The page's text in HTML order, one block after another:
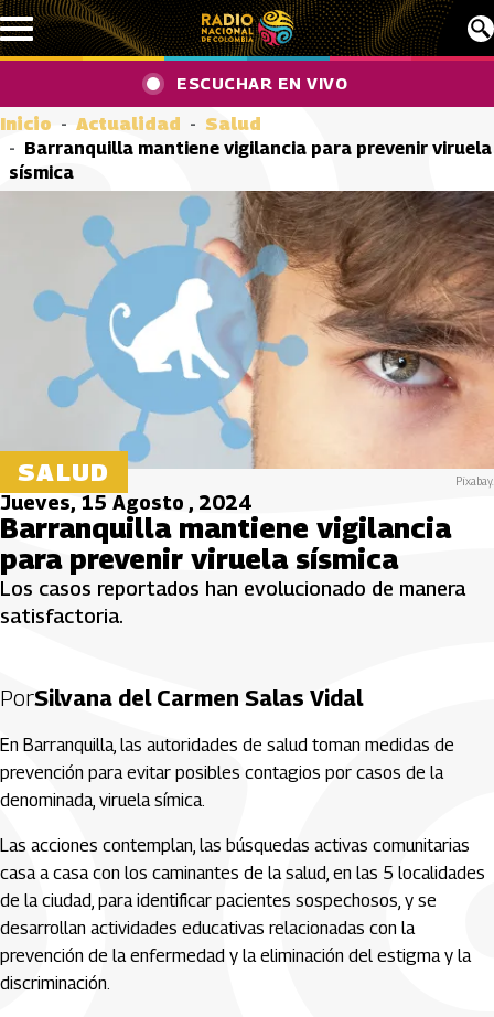
Pasar al contenido principal
ESCUCHAR EN VIVO
Inicio Actualidad
Salud
Barranquilla mantiene vigilancia para prevenir viruela
sísmica
SALUD Pixabay.
Jueves, 15 Agosto , 2024
Barranquilla mantiene vigilancia
para prevenir viruela sísmica
Los casos reportados han evolucionado de manera
satisfactoria.
PorSilvana del Carmen Salas Vidal
En Barranquilla, las autoridades de salud toman medidas de
prevención para evitar posibles contagios por casos de la
denominada, viruela símica.
Las acciones contemplan, las búsquedas activas comunitarias
casa a casa con los caminantes de la salud, en las 5 localidades
de la ciudad, para identificar pacientes sospechosos, y se
desarrollan actividades educativas relacionadas con la
prevención de la enfermedad y la eliminación del estigma y la
discriminación.